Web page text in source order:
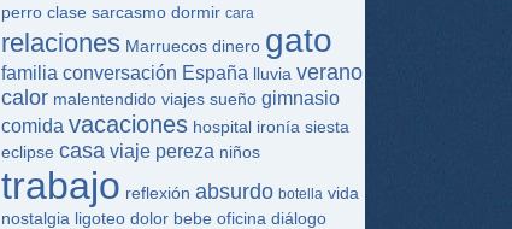
perro clase sarcasmo dormir cara
relaciones Marruecos dinero gato
familia conversación España lluvia verano
calor malentendido viajes sueño gimnasio
comida vacaciones hospital ironía siesta
eclipse casa viaje pereza niños
trabajo reflexión absurdo botella vida
nostalgia ligoteo dolor bebe oficina diálogo